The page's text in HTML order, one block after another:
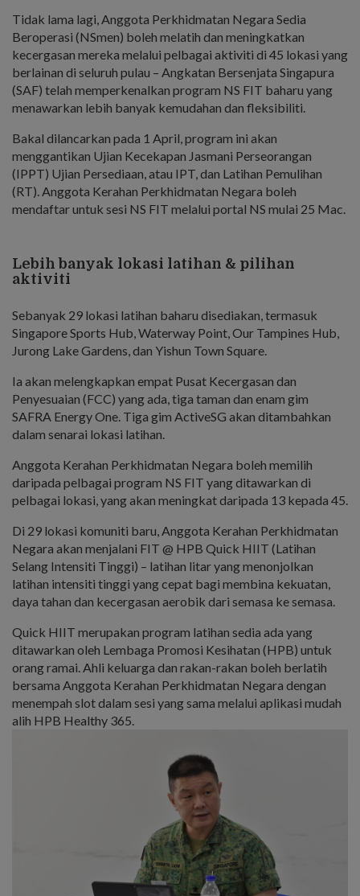
Tidak lama lagi, Anggota Perkhidmatan Negara Sedia
Beroperasi (NSmen) boleh melatih dan meningkatkan
kecergasan mereka melalui pelbagai aktiviti di 45 lokasi yang
berlainan di seluruh pulau – Angkatan Bersenjata Singapura
(SAF) telah memperkenalkan program NS FIT baharu yang
menawarkan lebih banyak kemudahan dan fleksibiliti.
Bakal dilancarkan pada 1 April, program ini akan
menggantikan Ujian Kecekapan Jasmani Perseorangan
(IPPT) Ujian Persediaan, atau IPT, dan Latihan Pemulihan
(RT). Anggota Kerahan Perkhidmatan Negara boleh
mendaftar untuk sesi NS FIT melalui portal NS mulai 25 Mac.
Lebih banyak lokasi latihan & pilihan
aktiviti
Sebanyak 29 lokasi latihan baharu disediakan, termasuk
Singapore Sports Hub, Waterway Point, Our Tampines Hub,
Jurong Lake Gardens, dan Yishun Town Square.
Ia akan melengkapkan empat Pusat Kecergasan dan
Penyesuaian (FCC) yang ada, tiga taman dan enam gim
SAFRA Energy One. Tiga gim ActiveSG akan ditambahkan
dalam senarai lokasi latihan.
Anggota Kerahan Perkhidmatan Negara boleh memilih
daripada pelbagai program NS FIT yang ditawarkan di
pelbagai lokasi, yang akan meningkat daripada 13 kepada 45.
Di 29 lokasi komuniti baru, Anggota Kerahan Perkhidmatan
Negara akan menjalani FIT @ HPB Quick HIIT (Latihan
Selang Intensiti Tinggi) – latihan litar yang menonjolkan
latihan intensiti tinggi yang cepat bagi membina kekuatan,
daya tahan dan kecergasan aerobik dari semasa ke semasa.
Quick HIIT merupakan program latihan sedia ada yang
ditawarkan oleh Lembaga Promosi Kesihatan (HPB) untuk
orang ramai. Ahli keluarga dan rakan-rakan boleh berlatih
bersama Anggota Kerahan Perkhidmatan Negara dengan
menempah slot dalam sesi yang sama melalui aplikasi mudah
alih HPB Healthy 365.